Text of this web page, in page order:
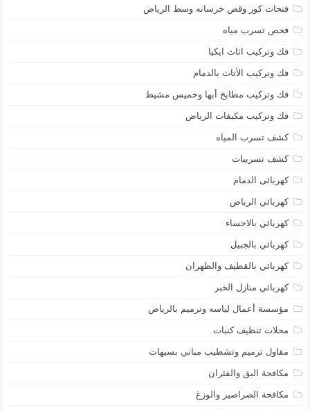
فتحات كور وقص خرسانه وسط الرياض
فحص تسرب مياه
فك وتركيب اثاث ايكيا
فك وتركيب الأثاث بالدمام
فك وتركيب مطابخ أبها وخميس مشيط
فك وتركيب مكيفات الرياض
كشف تسرب المياه
كشف تسريبات
كهربائى الدمام
كهربائي الرياض
كهربائي بالاحساء
كهربائي بالجبيل
كهربائي بالقطيف والظهران
كهربائي منازل الخبر
مؤسسة أعمال لياسه وترميم بالرياض
محلات تنظيف كنبات
مقاول ترميم وتشطيب مباني بسيهات
مكافحة البق والفئران
مكافحة الصراصير والوزغ